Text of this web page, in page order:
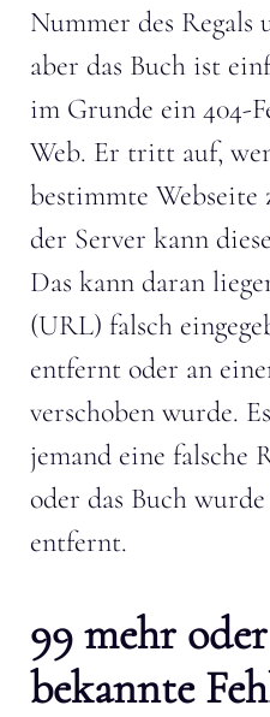
Nummer des Regals
aber das Buch ist
im Grunde ein 404-
Web. Er tritt auf,
bestimmte Webseite
der Server kann
Das kann daran
(URL) falsch
entfernt oder an
verschoben wurde.
jemand eine falsche
oder das Buch
entfernt.
99 mehr
bekannte